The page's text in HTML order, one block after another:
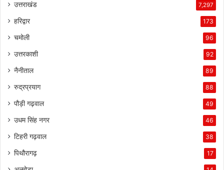
उत्तराखंड 7,297
हरिद्वार 173
चमोली 96
उत्तरकाशी 92
नैनीताल 89
रुद्रप्रयाग 88
पौड़ी गढ़वाल 49
उधम सिंह नगर 46
टिहरी गढ़वाल 38
पिथौरागढ़ 17